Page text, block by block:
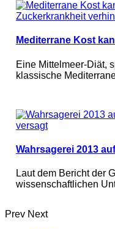
Mediterrane Kost
Eine Mittelmeer-Diät,
klassische
Wahrsagerei 2013
Laut dem Bericht der
wissenschaftlichen
Prev Next